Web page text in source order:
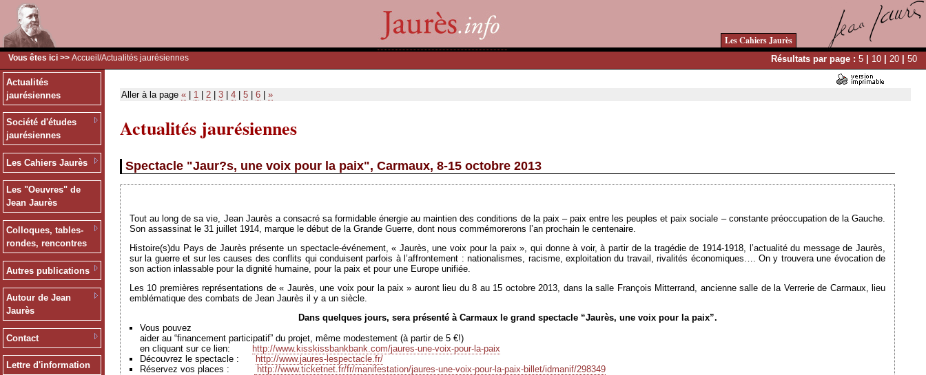
Les Cahiers Jaurès
Vous êtes ici >> Accueil /Actualités jaurésiennes Résultats par page : 5 | 10 | 20 | 50
Actualités
jaurésiennes
Société d'études
jaurésiennes
Les Cahiers Jaurès
Les "Oeuvres" de
Jean Jaurès
Colloques, tables-
rondes, rencontres
Autres publications
Autour de Jean
Jaurès
Contact
Lettre d'information
Aller à la page « 1 2 3 4 5 6 »
Actualités jaurésiennes
Spectacle "Jaur?s, une voix pour la paix", Carmaux, 8-15 octobre 2013
Tout au long de sa vie, Jean Jaurès a consacré sa formidable énergie au maintien des conditions de la paix – paix entre les peuples et paix sociale – constante préoccupation de la Gauche.
Son assassinat le 31 juillet 1914, marque le début de la Grande Guerre, dont nous commémorerons l’an prochain le centenaire.
Histoire(s)du Pays de Jaurès présente un spectacle-événement, « Jaurès, une voix pour la paix », qui donne à voir, à partir de la tragédie de 1914-1918, l’actualité du message de Jaurès,
sur la guerre et sur les causes des conflits qui conduisent parfois à l’affrontement : nationalismes, racisme, exploitation du travail, rivalités économiques…. On y trouvera une évocation de
son action inlassable pour la dignité humaine, pour la paix et pour une Europe unifiée.
Les 10 premières représentations de « Jaurès, une voix pour la paix » auront lieu du 8 au 15 octobre 2013, dans la salle François Mitterrand, ancienne salle de la Verrerie de Carmaux, lieu
emblématique des combats de Jean Jaurès il y a un siècle.
Dans quelques jours, sera présenté à Carmaux le grand spectacle “Jaurès, une voix pour la paix”.
Vous pouvez
aider au “financement participatif” du projet, même modestement (à partir de 5 €!)
en cliquant sur ce lien:
http://www.kisskissbankbank.com/jaures-une-voix-pour-la-paix
Découvrez le spectacle :
http://www.jaures-lespectacle.fr/
Réservez vos places :
http://www.ticketnet.fr/fr/manifestation/jaures-une-voix-pour-la-paix-billet/idmanif/298349